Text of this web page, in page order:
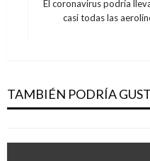
entradas
anterior
Entrada
El coronavirus podría
casi todas las
TAMBIÉN PODRÍA
crecimiento de
Manuel Reyes Beltran